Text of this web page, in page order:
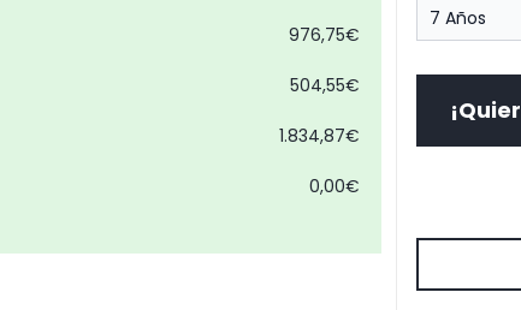
976,75€
504,55€
1.834,87€
0,00€